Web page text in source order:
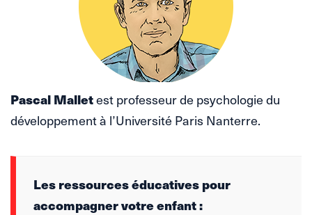
Pascal Malletest professeur de psychologie du
développement à l’Université Paris Nanterre.
Les ressources éducatives pour
accompagner votre enfant :